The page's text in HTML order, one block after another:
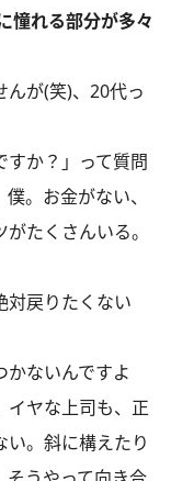
憧れる部分が多々
が(笑)、20代っ
か？」って質問
。お金がない、
たくさんいる。
戻りたくない
ないんですよ
イヤな上司も、正
。斜に構えたり